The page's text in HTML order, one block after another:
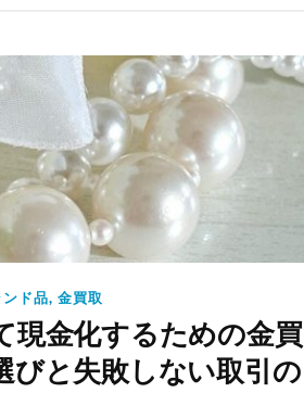
ンド品, 金買取
現金化するための金買
びと失敗しない取引の